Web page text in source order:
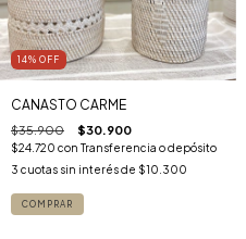
14% OFF
CANASTO CARME
$35.900 $30.900
$24.720 con Transferencia o depósito
3 cuotas sin interés de $10.300
COMPRAR